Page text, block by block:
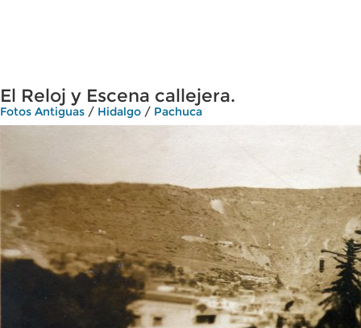
El Reloj y Escena callejera.
Fotos Antiguas / Hidalgo / Pachuca